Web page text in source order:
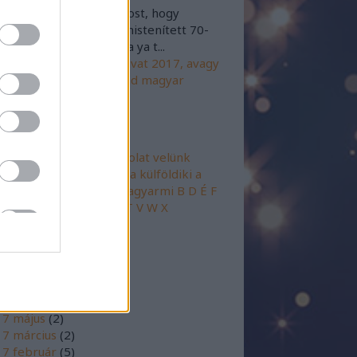
@chepunk: Hehehe Most, hogy
bevillant az agyonistenített 70-
évekből Rod Stewart Da ya t...
Férfi divat 2017, avagy
gender trend magyar
2017
@Kapcsolat velünk
a szerzőtársunk!
a külföldiki a
a magyarmi B D É F
GY H J K T V W X
május(2)
március (2)
február (5)